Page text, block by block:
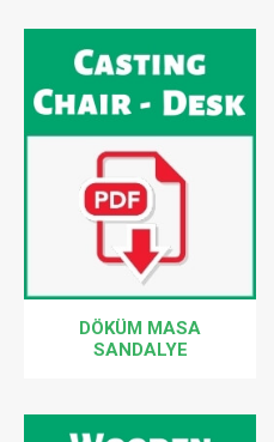
DÖKÜM MASA
SANDALYE